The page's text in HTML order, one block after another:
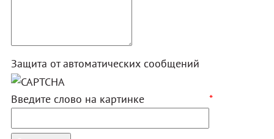
Защита от автоматических сообщений
Введите слово на картинке *